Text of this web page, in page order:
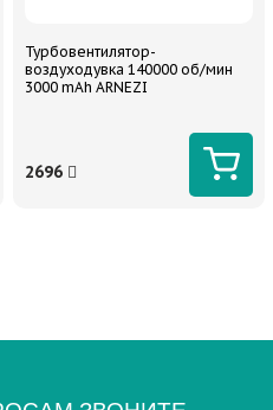
Турбовентилятор-
воздуходувка 140000 об/мин
3000 mAh ARNEZI
2696